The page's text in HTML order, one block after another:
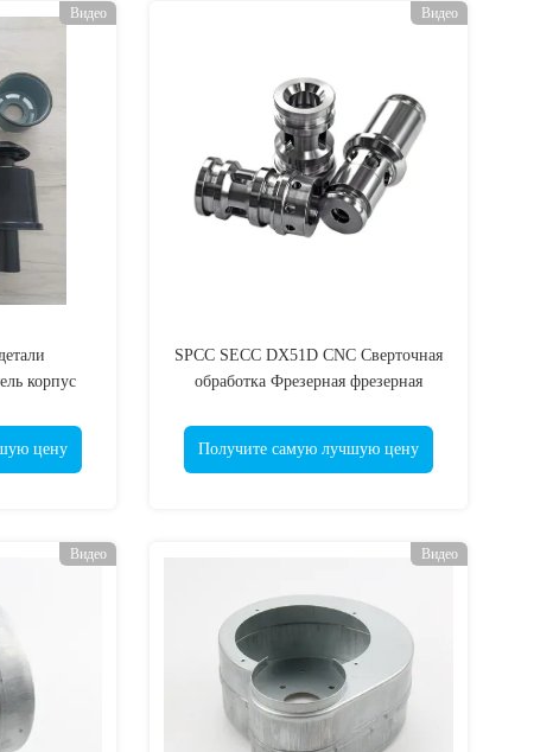
Видео
корпус
цену
Видео
SPCC SECC DX51D CNC Сверточная
обработка Фрезерная фрезерная
Получите самую лучшую цену
Видео Видео